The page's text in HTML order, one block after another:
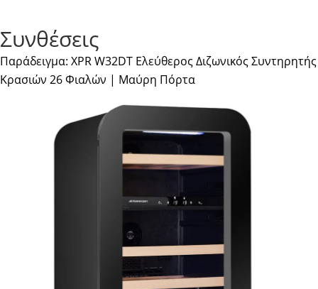
Συνθέσεις
Παράδειγμα: XPR W32DT Ελεύθερος Διζωνικός Συντηρητής
Κρασιών 26 Φιαλών | Μαύρη Πόρτα